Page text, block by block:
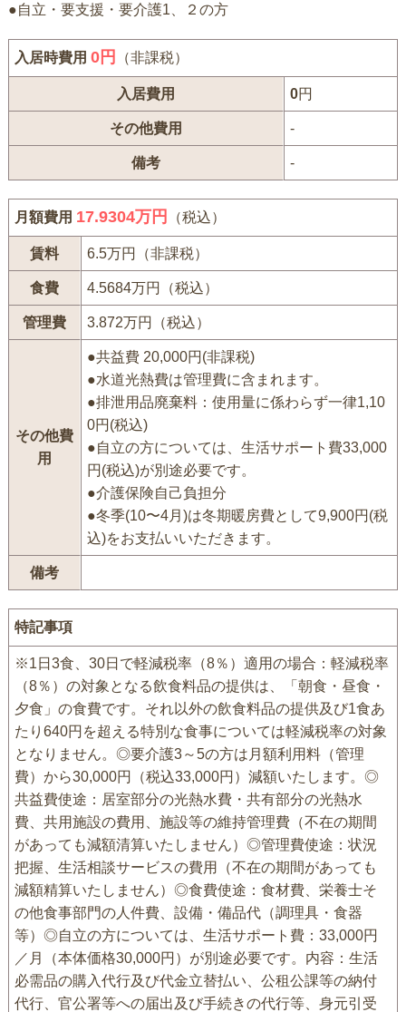
●自立・要支援・要介護1、２の方
入居時費用0 円 （非課税）
入居費用 0円
その他費用 -
備考 -
月額費用 17.9304万円 （税込）
賃料 6.5万円（非課税）
食費 4.5684万円（税込）
管理費 3.872万円（税込）
その他費
用
●共益費 20,000円(非課税)
●水道光熱費は管理費に含まれます。
●排泄用品廃棄料：使用量に係わらず一律1,10
0円(税込)
●自立の方については、生活サポート費33,000
円(税込)が別途必要です。
●介護保険自己負担分
●冬季(10〜4月)は冬期暖房費として9,900円(税
込)をお支払いいただきます。
備考
特記事項
※1日3食、30日で軽減税率（8％）適用の場合：軽減税率
（8％）の対象となる飲食料品の提供は、「朝食・昼食・
夕食」の食費です。それ以外の飲食料品の提供及び1食あ
たり640円を超える特別な食事については軽減税率の対象
となりません。◎要介護3～5の方は月額利用料（管理
費）から30,000円（税込33,000円）減額いたします。◎
共益費使途：居室部分の光熱水費・共有部分の光熱水
費、共用施設の費用、施設等の維持管理費（不在の期間
があっても減額清算いたしません）◎管理費使途：状況
把握、生活相談サービスの費用（不在の期間があっても
減額精算いたしません）◎食費使途：食材費、栄養士そ
の他食事部門の人件費、設備・備品代（調理具・食器
等）◎自立の方については、生活サポート費：33,000円
／月（本体価格30,000円）が別途必要です。内容：生活
必需品の購入代行及び代金立替払い、公租公課等の納付
代行、官公署等への届出及び手続きの代行等、身元引受